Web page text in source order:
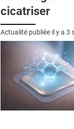
cicatriser
Actualité publiée il y a 3